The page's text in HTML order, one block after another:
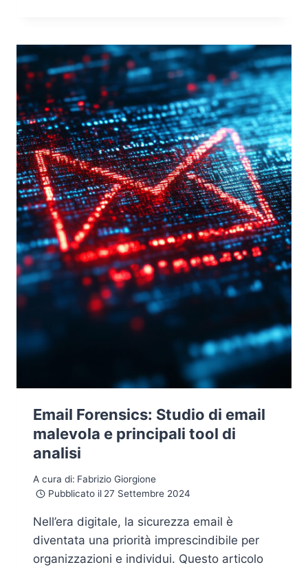
PHISHING
NELLE
PICCOLE
IMPRESE:
UN
APPROCCIO
SISTEMATICO
ALLA
SICUREZZA
INFORMATICA
Email Forensics: Studio di email
malevola e principali tool di
analisi
A cura di: Fabrizio Giorgione
Pubblicato il 27 Settembre 2024
Nell’era digitale, la sicurezza email è
diventata una priorità imprescindibile per
organizzazioni e individui. Questo articolo